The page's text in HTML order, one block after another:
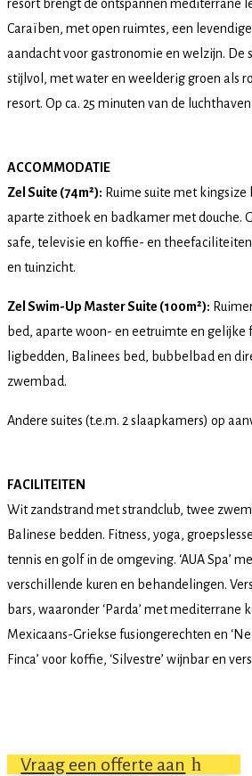
resort brengt de ontspannen mediterrane
Caraïben, met open ruimtes, een levendige
aandacht voor gastronomie en welzijn. De
stijlvol, met water en weelderig groen als
resort. Op ca. 25 minuten van de
ACCOMMODATIE
Zel Suite (74m²): Ruime suite met
aparte zithoek en badkamer met douche.
safe, televisie en koffie- en
en tuinzicht.
Zel Swim-Up Master Suite (100m²):
bed, aparte woon- en eetruimte en
ligbedden, Balinees bed, bubbelbad en
zwembad.
Andere suites (t.e.m. 2 slaapkamers) op
FACILITEITEN
Wit zandstrand met strandclub, twee
Balinese bedden. Fitness, yoga,
tennis en golf in de omgeving. ‘AUA Spa’
verschillende kuren en behandelingen.
bars, waaronder ‘Parda’ met mediterrane
Mexicaans-Griekse fusiongerechten en
Finca’ voor koffie, ‘Silvestre’ wijnbar en
Vraag een offerte aan